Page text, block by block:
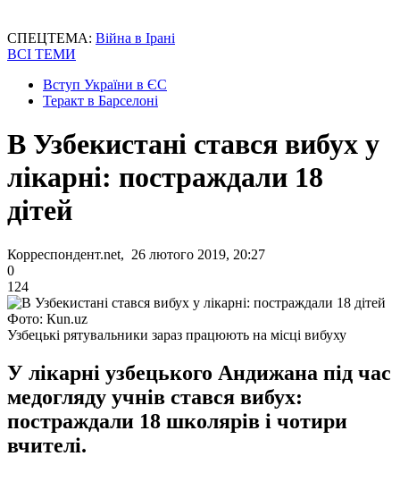
СПЕЦТЕМА: Війна в Ірані
ВСІ ТЕМИ
Вступ України в ЄС
Теракт в Барселоні
В Узбекистані стався вибух у
лікарні: постраждали 18
дітей
Корреспондент.net, 26 лютого 2019, 20:27
0
124
Фото: Кun.uz
Узбецькі рятувальники зараз працюють на місці вибуху
У лікарні узбецького Андижана під час
медогляду учнів стався вибух:
постраждали 18 школярів і чотири
вчителі.